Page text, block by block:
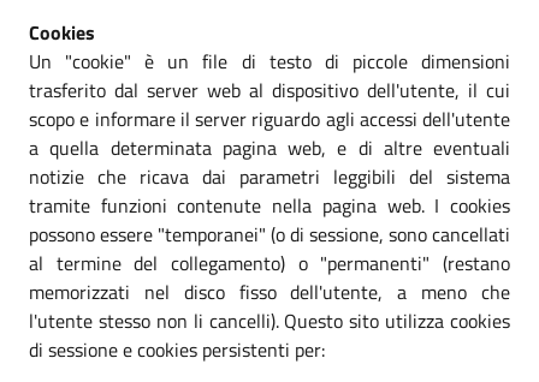
Cookies
Un "cookie" è un file di testo di piccole dimensioni
trasferito dal server web al dispositivo dell'utente, il cui
scopo e informare il server riguardo agli accessi dell'utente
a quella determinata pagina web, e di altre eventuali
notizie che ricava dai parametri leggibili del sistema
tramite funzioni contenute nella pagina web. I cookies
possono essere "temporanei" (o di sessione, sono cancellati
al termine del collegamento) o "permanenti" (restano
memorizzati nel disco fisso dell'utente, a meno che
l'utente stesso non li cancelli). Questo sito utilizza cookies
di sessione e cookies persistenti per: